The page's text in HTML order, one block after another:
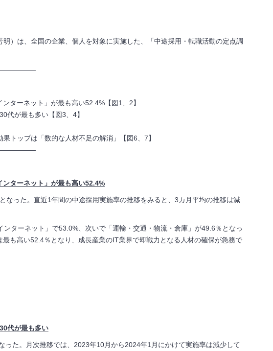
）は、全国の企業、個人を対象に実施した、「中途採用・転職活動の定点調
ンターネット」が最も高い52.4% 【図1 2】
30代が最も多い【図3、4】
トップは「数的な人材不足の解消」【図6、 7】
ターネット」が最も高い52.4%
なった。直近1年間の中途採用実施率の推移をみると、 3カ月平均の推移は減
ンターネット」で53.0% 、次いで「運輸・交通・物流・倉庫」が49.6％となっ
最も高い52.4％となり、成長産業のIT業界で即戦力となる人材の確保が急務で
代が最も多い
った。月次推移では、 2023年10月から2024年1 月にかけて実施率は減少して